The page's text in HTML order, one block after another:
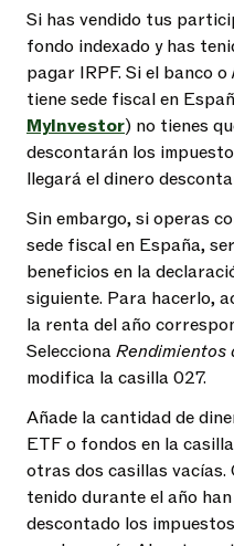
Si has vendido tus
fondo indexado y has
pagar IRPF. Si el banco o
tiene sede fiscal en
MyInvestor) no tienes
descontarán los
llegará el dinero
Sin embargo, si operas
sede fiscal en España,
beneficios en la
siguiente. Para hacerlo,
la renta del año
SeleccionaRendimientos
modifica la casilla 027.
Añade la cantidad de
ETF o fondos en la casilla
otras dos casillas vacías.
tenido durante el año
descontado los